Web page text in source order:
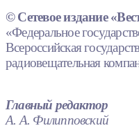
© Сетевое издание
«Федеральное
Всероссийская
радиовещательная
Главный редактор
А. А. Филипповский